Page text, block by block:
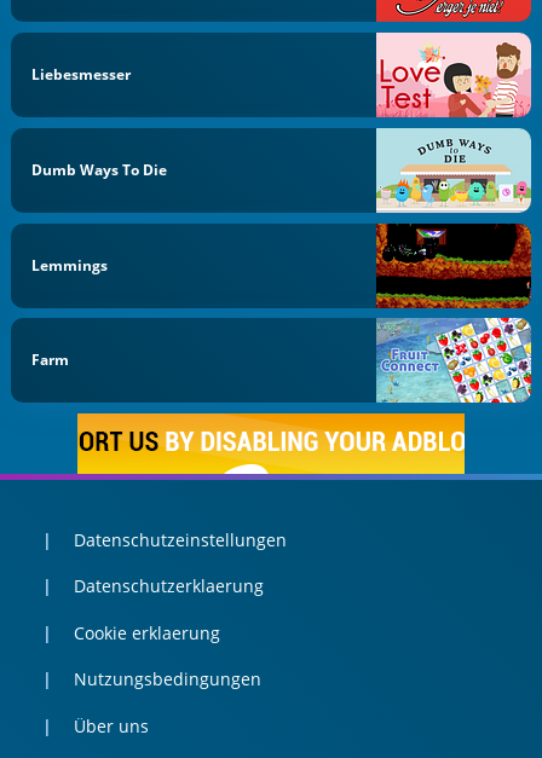
Liebesmesser
Dumb Ways To Die
Lemmings
Farm
Datenschutzeinstellungen
Datenschutzerklaerung
Cookie erklaerung
Nutzungsbedingungen
Über uns